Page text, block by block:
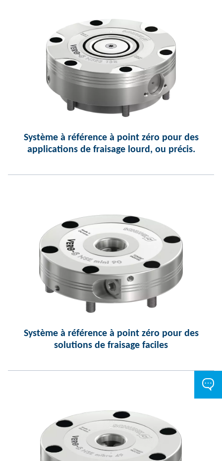
Système à référence à point zéro pour des
applications de fraisage lourd, ou précis.
Système à référence à point zéro pour des
solutions de fraisage faciles